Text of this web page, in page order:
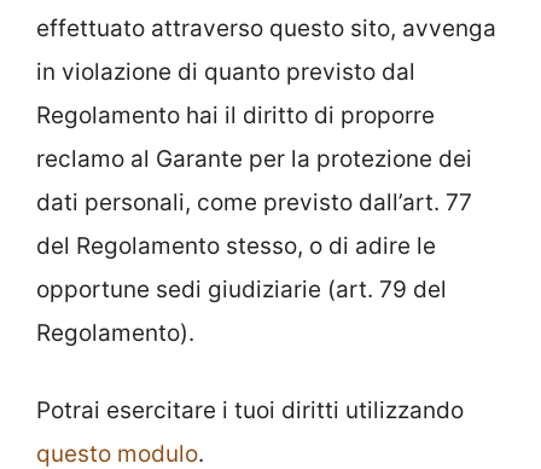
effettuato attraverso questo sito, avvenga
in violazione di quanto previsto dal
Regolamento hai il diritto di proporre
reclamo al Garante per la protezione dei
dati personali, come previsto dall’art. 77
del Regolamento stesso, o di adire le
opportune sedi giudiziarie (art. 79 del
Regolamento).
Potrai esercitare i tuoi diritti utilizzando
questo modulo.